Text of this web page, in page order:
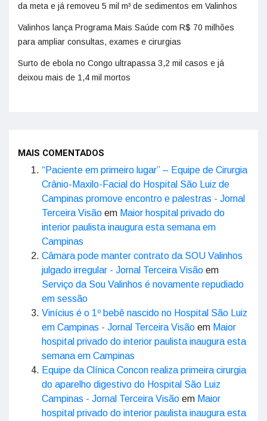
da meta e já removeu 5 mil m³ de sedimentos em Valinhos
Valinhos lança Programa Mais Saúde com R$ 70 milhões
para ampliar consultas, exames e cirurgias
Surto de ebola no Congo ultrapassa 3,2 mil casos e já
deixou mais de 1,4 mil mortos
MAIS COMENTADOS
“Paciente em primeiro lugar” – Equipe de Cirurgia
Crânio-Maxilo-Facial do Hospital São Luiz de
Campinas promove encontro e palestras - Jornal
Terceira Visão em Maior hospital privado do
interior paulista inaugura esta semana em
Campinas
Câmara pode manter contrato da SOU Valinhos
julgado irregular - Jornal Terceira Visão em
Serviço da Sou Valinhos é novamente repudiado
em sessão
Vinícius é o 1º bebê nascido no Hospital São Luiz
em Campinas - Jornal Terceira Visão em Maior
hospital privado do interior paulista inaugura esta
semana em Campinas
Equipe da Clínica Concon realiza primeira cirurgia
do aparelho digestivo do Hospital São Luiz
Campinas - Jornal Terceira Visão em Maior
hospital privado do interior paulista inaugura esta